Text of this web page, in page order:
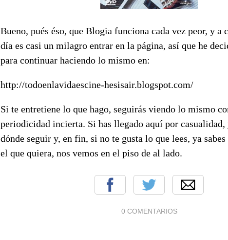
Bueno, pués éso, que Blogia funciona cada vez peor, y a
día es casi un milagro entrar en la página, así que he
para continuar haciendo lo mismo en:
http://todoenlavidaescine-hesisair.blogspot.com/
Si te entretiene lo que hago, seguirás viendo lo mismo
periodicidad incierta. Si has llegado aquí por casualidad,
dónde seguir y, en fin, si no te gusta lo que lees, ya
el que quiera, nos vemos en el piso de al lado.
0 COMENTARIOS